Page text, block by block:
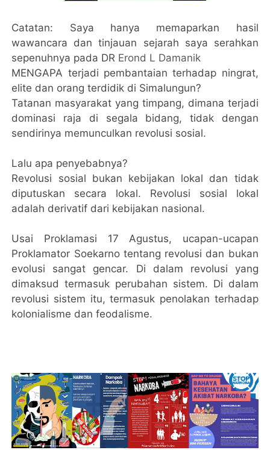
Catatan: Saya hanya memaparkan hasil
wawancara dan tinjauan sejarah saya serahkan
sepenuhnya pada DR Erond L Damanik
MENGAPA terjadi pembantaian terhadap ningrat,
elite dan orang terdidik di Simalungun?
Tatanan masyarakat yang timpang, dimana terjadi
dominasi raja di segala bidang, tidak dengan
sendirinya memunculkan revolusi sosial.
Lalu apa penyebabnya?
Revolusi sosial bukan kebijakan lokal dan tidak
diputuskan secara lokal. Revolusi sosial lokal
adalah derivatif dari kebijakan nasional.
Usai Proklamasi 17 Agustus, ucapan-ucapan
Proklamator Soekarno tentang revolusi dan bukan
evolusi sangat gencar. Di dalam revolusi yang
dimaksud termasuk perubahan sistem. Di dalam
revolusi sistem itu, termasuk penolakan terhadap
kolonialisme dan feodalisme.